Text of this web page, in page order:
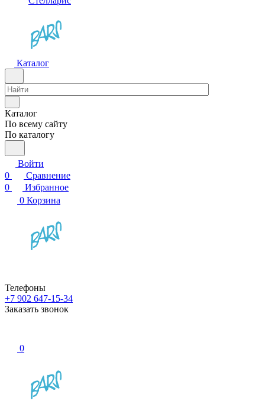
Каталог
Каталог
По всему сайту
По каталогу
Войти
0
Сравнение
0
Избранное
0 Корзина
Телефоны
+7 902 647-15-34
Заказать звонок
0